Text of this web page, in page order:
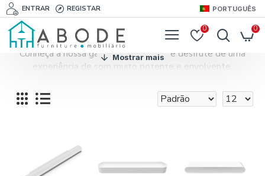
ENTRAR REGISTAR PORTUGUÊS
0 0
Conheça a nossa gama de soundbars e desfrute de uma
experiência de som muito potente e envolvente.